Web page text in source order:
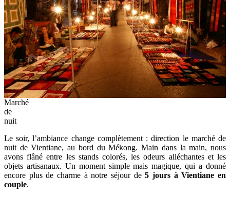
Marché
de
nuit
Le soir, l’ambiance change complètement : direction le marché de
nuit de Vientiane, au bord du Mékong. Main dans la main, nous
avons flâné entre les stands colorés, les odeurs alléchantes et les
objets artisanaux. Un moment simple mais magique, qui a donné
encore plus de charme à notre séjour de5 jours à Vientiane en
couple.